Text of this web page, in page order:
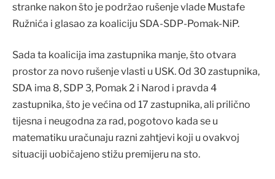
stranke nakon što je podržao rušenje vlade Mustafe
Ružnića i glasao za koaliciju SDA-SDP-Pomak-NiP.
Sada ta koalicija ima zastupnika manje, što otvara
prostor za novo rušenje vlasti u USK. Od 30 zastupnika,
SDA ima 8, SDP 3, Pomak 2 i Narod i pravda 4
zastupnika, što je većina od 17 zastupnika, ali prilično
tijesna i neugodna za rad, pogotovo kada se u
matematiku uračunaju razni zahtjevi koji u ovakvoj
situaciji uobičajeno stižu premijeru na sto.